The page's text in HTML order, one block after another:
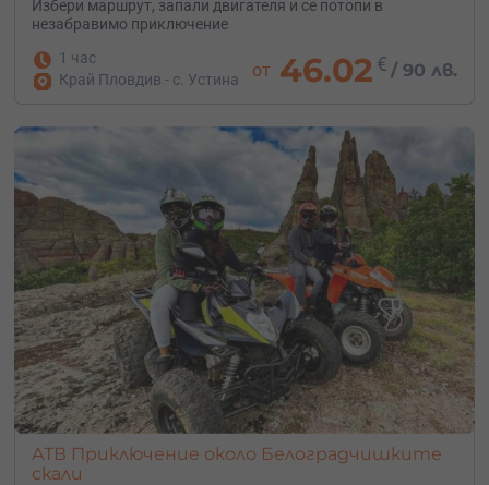
Избери маршрут, запали двигателя и се потопи в
незабравимо приключение
1 час
Край Пловдив - с. Устина
от 46.02 € / 90 лв.
АТВ Приключение около Белоградчишките
скали